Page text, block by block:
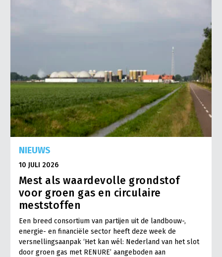
NIEUWS
10 JULI 2026
Mest als waardevolle grondstof
voor groen gas en circulaire
meststoffen
Een breed consortium van partijen uit de landbouw-,
energie- en financiële sector heeft deze week de
versnellingsaanpak ‘Het kan wél: Nederland van het slot
door groen gas met RENURE’ aangeboden aan